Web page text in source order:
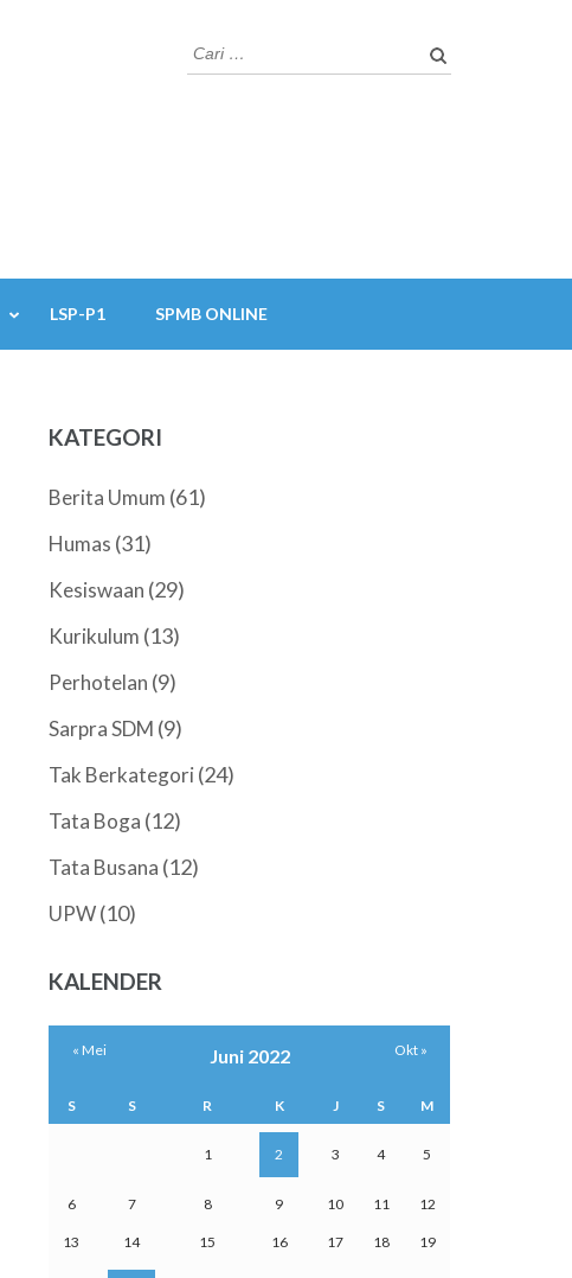
Cari
untuk:
LSP-P1 SPMB ONLINE
KATEGORI
Berita Umum (61)
Humas (31)
Kesiswaan (29)
Kurikulum (13)
Perhotelan (9)
Sarpra SDM (9)
Tak Berkategori (24)
Tata Boga (12)
Tata Busana (12)
UPW(10)
KALENDER
Juni 2022
S S R K J S M
1 2 3 4 5
6 7 8 9 10 11 12
13 14 15 16 17 18 19
« Mei Okt »